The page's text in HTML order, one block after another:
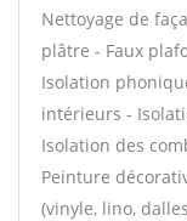
Nettoyage de
plâtre - Faux
Isolation
intérieurs -
Isolation des
Peinture
(vinyle, lino,